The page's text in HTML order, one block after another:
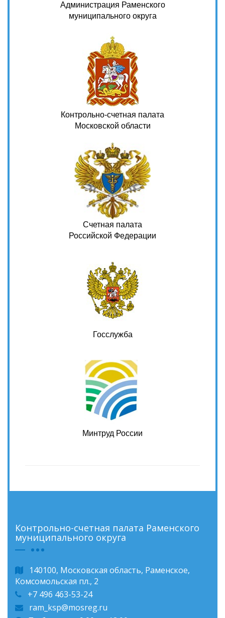
Администрация Раменского
муниципального округа
Контрольно-счетная палата
Московской области
Счетная палата
Российской Федерации
Госслужба
Минтруд России
Контрольно-счетная палата Раменского
муниципального округа
140100, Московская область, Раменское,
Комсомольская пл., 2
+7 496 463-53-24
ram_ksp@mosreg.ru